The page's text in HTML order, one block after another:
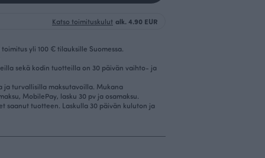
Katso toimituskulut alk. 4.90 EUR
yli 100 € tilauksille Suomessa.
sekä kodin tuotteilla on 30 päivän vaihto- ja
ja turvallisilla maksutavoilla. Mukana
MobilePay, lasku 30 pv ja osamaksu.
saanut tuotteen. Laskulla 30 päivän kuluton ja